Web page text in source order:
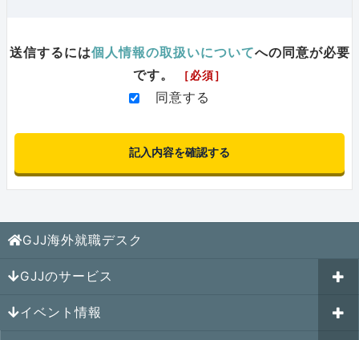
送信するには個人情報の取扱いについてへの同意が必要
です。
［必須］
同意する
GJJ海外就職デスク
GJJのサービス
海外就職カウンセリング
イベント情報